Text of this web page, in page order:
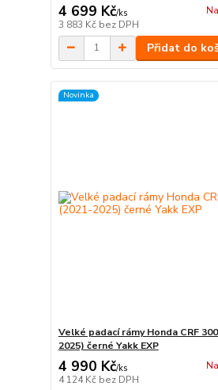
4 699 Kč/ks
3 883 Kč bez DPH
Přidat do
Novinka
Velké padací rámy Honda CRF
2025) černé Yakk EXP
4 990 Kč/ks
4 124 Kč bez DPH